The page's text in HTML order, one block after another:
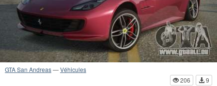
GTA San Andreas—Véhicules
206
9